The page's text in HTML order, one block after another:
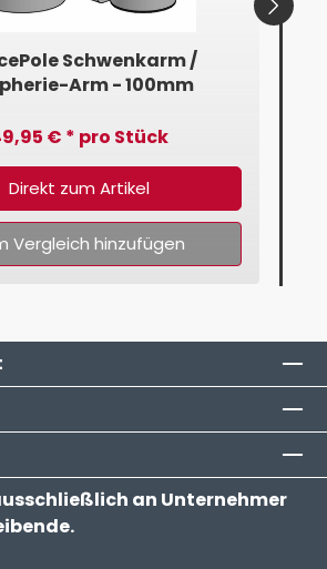
Schwenkarm /
Arm - 100mm
€ * pro Stück
Direkt zum Artikel
Vergleich hinzufügen
an Unternehmer